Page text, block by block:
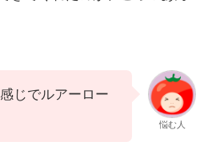
じでルアーロー
悩む人